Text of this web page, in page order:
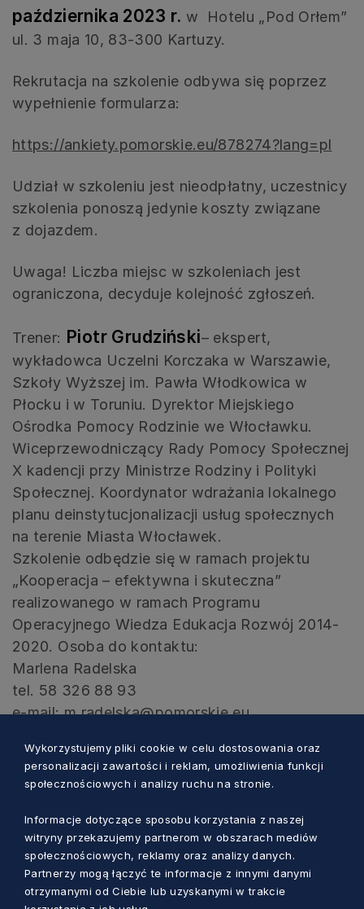
października 2023 r. w Hotelu „Pod Orłem”
ul. 3 maja 10, 83-300 Kartuzy.
Rekrutacja na szkolenie odbywa się poprzez
wypełnienie formularza:
https://ankiety.pomorskie.eu/878274?lang=pl
Udział w szkoleniu jest nieodpłatny, uczestnicy
szkolenia ponoszą jedynie koszty związane
z dojazdem.
Uwaga! Liczba miejsc w szkoleniach jest
ograniczona, decyduje kolejność zgłoszeń.
Trener: Piotr Grudziński– ekspert,
wykładowca Uczelni Korczaka w Warszawie,
Szkoły Wyższej im. Pawła Włodkowica w
Płocku i w Toruniu. Dyrektor Miejskiego
Ośrodka Pomocy Rodzinie we Włocławku.
Wiceprzewodniczący Rady Pomocy Społecznej
X kadencji przy Ministrze Rodziny i Polityki
Społecznej. Koordynator wdrażania lokalnego
planu deinstytucjonalizacji usług społecznych
na terenie Miasta Włocławek.
Szkolenie odbędzie się w ramach projektu
„Kooperacja – efektywna i skuteczna”
realizowanego w ramach Programu
Operacyjnego Wiedza Edukacja Rozwój 2014-
2020. Osoba do kontaktu:
Marlena Radelska
tel. 58 326 88 93
e-mail:m.radelska@pomorskie.eu
Zobacz również
Wykorzystujemy pliki cookie w celu dostosowania oraz
personalizacji zawartości i reklam, umożliwienia funkcji
społecznościowych i analizy ruchu na stronie.
Informacje dotyczące sposobu korzystania z naszej
witryny przekazujemy partnerom w obszarach mediów
społecznościowych, reklamy oraz analizy danych.
Partnerzy mogą łączyć te informacje z innymi danymi
otrzymanymi od Ciebie lub uzyskanymi w trakcie